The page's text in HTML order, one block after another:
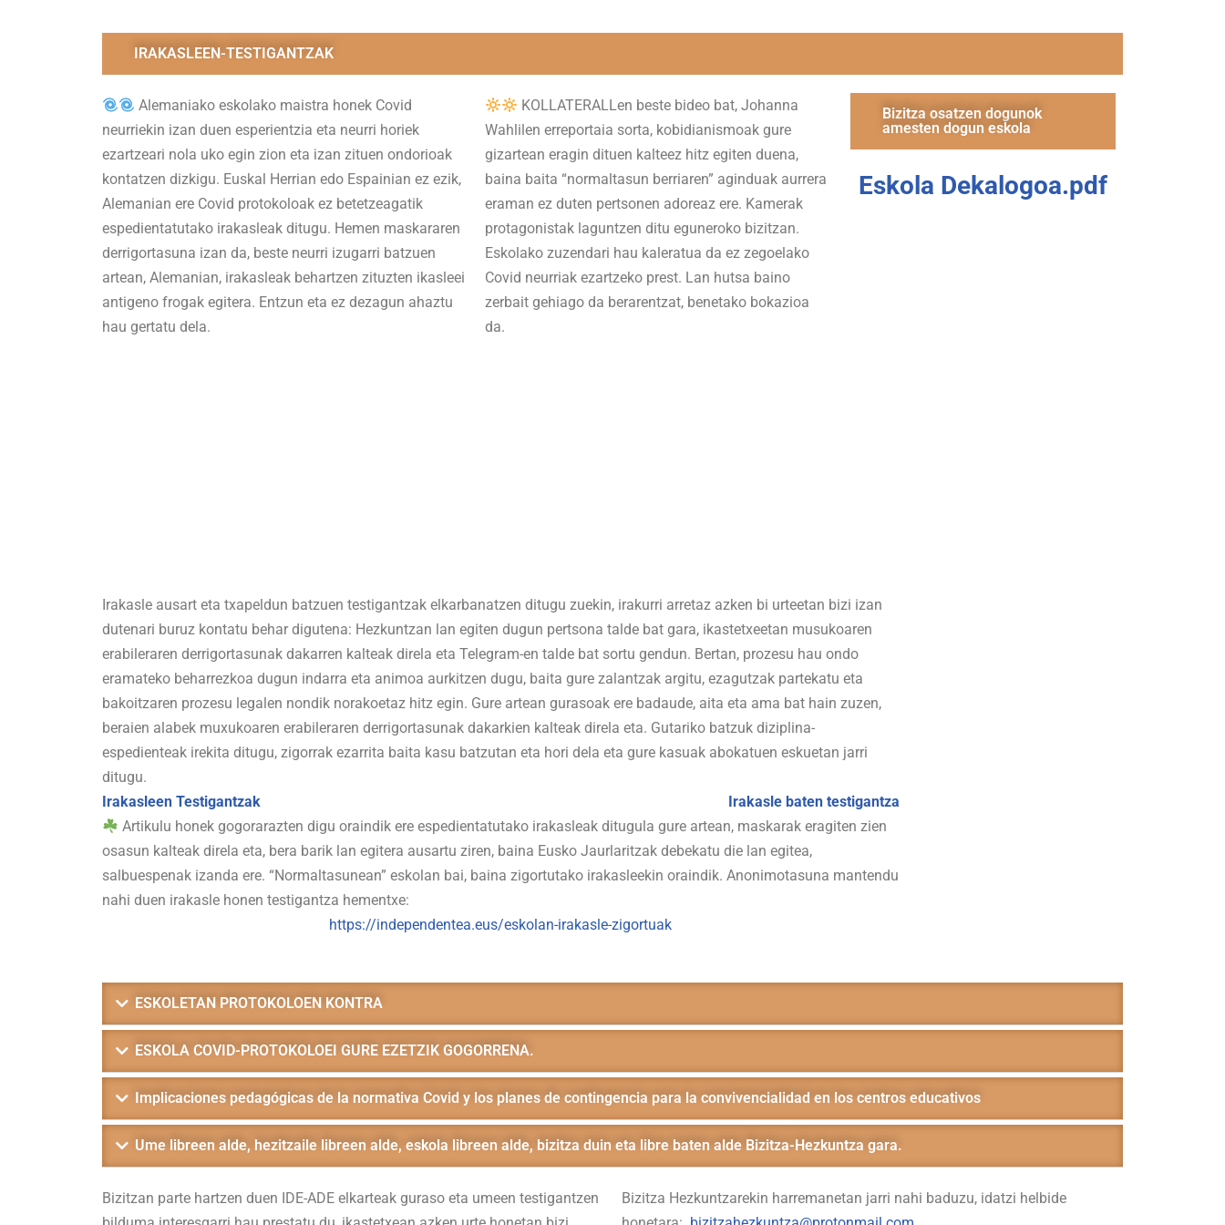
IRAKASLEEN-TESTIGANTZAK
Alemaniako eskolako maistra honek Covid
neurriekin izan duen esperientzia eta neurri horiek
ezartzeari nola uko egin zion eta izan zituen ondorioak
kontatzen dizkigu. Euskal Herrian edo Espainian ez ezik,
Alemanian ere Covid protokoloak ez betetzeagatik
espedientatutako irakasleak ditugu. Hemen maskararen
derrigortasuna izan da, beste neurri izugarri batzuen
artean, Alemanian, irakasleak behartzen zituzten ikasleei
antigeno frogak egitera. Entzun eta ez dezagun ahaztu
hau gertatu dela.
KOLLATERALLen beste bideo bat, Johanna
Wahlilen erreportaia sorta, kobidianismoak gure
gizartean eragin dituen kalteez hitz egiten duena,
baina baita “normaltasun berriaren” aginduak aurrera
eraman ez duten pertsonen adoreaz ere. Kamerak
protagonistak laguntzen ditu eguneroko bizitzan.
Eskolako zuzendari hau kaleratua da ez zegoelako
Covid neurriak ezartzeko prest. Lan hutsa baino
zerbait gehiago da berarentzat, benetako bokazioa
da.
Bizitza osatzen dogunok
amesten dogun eskola
Eskola Dekalogoa.pdf
Irakasle ausart eta txapeldun batzuen testigantzak elkarbanatzen ditugu zuekin, irakurri arretaz azken bi urteetan bizi izan
dutenari buruz kontatu behar digutena: Hezkuntzan lan egiten dugun pertsona talde bat gara, ikastetxeetan musukoaren
erabileraren derrigortasunak dakarren kalteak direla eta Telegram-en talde bat sortu gendun. Bertan, prozesu hau ondo
eramateko beharrezkoa dugun indarra eta animoa aurkitzen dugu, baita gure zalantzak argitu, ezagutzak partekatu eta
bakoitzaren prozesu legalen nondik norakoetaz hitz egin. Gure artean gurasoak ere badaude, aita eta ama bat hain zuzen,
beraien alabek muxukoaren erabileraren derrigortasunak dakarkien kalteak direla eta. Gutariko batzuk diziplina-
espedienteak irekita ditugu, zigorrak ezarrita baita kasu batzutan eta hori dela eta gure kasuak abokatuen eskuetan jarri
ditugu.
Irakasleen Testigantzak
Irakasle baten testigantza
Artikulu honek gogorarazten digu oraindik ere espedientatutako irakasleak ditugula gure artean, maskarak eragiten zien
osasun kalteak direla eta, bera barik lan egitera ausartu ziren, baina Eusko Jaurlaritzak debekatu die lan egitea,
salbuespenak izanda ere. “Normaltasunean” eskolan bai, baina zigortutako irakasleekin oraindik. Anonimotasuna mantendu
nahi duen irakasle honen testigantza hementxe:
https://independentea.eus/eskolan-irakasle-zigortuak
ESKOLETAN PROTOKOLOEN KONTRA
ESKOLA COVID-PROTOKOLOEI GURE EZETZIK GOGORRENA.
Implicaciones pedagógicas de la normativa Covid y los planes de contingencia para la convivencialidad en los centros educativos
Ume libreen alde, hezitzaile libreen alde, eskola libreen alde, bizitza duin eta libre baten alde Bizitza-Hezkuntza gara.
Bizitzan parte hartzen duen IDE-ADE elkarteak guraso eta umeen testigantzen
Bizitza Hezkuntzarekin harremanetan jarri nahi baduzu, idatzi helbide